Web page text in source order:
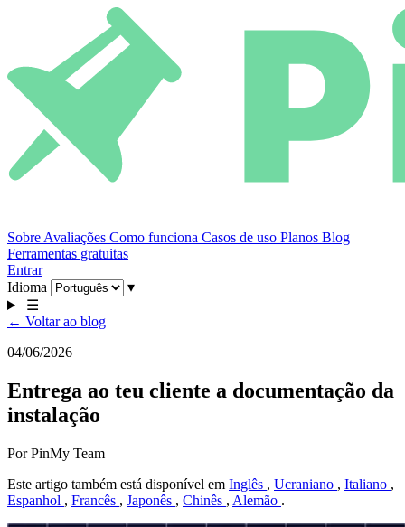
Sobre Avaliações Como funciona Casos de uso Planos Blog
Ferramentas gratuitas
Entrar
Idioma
▾
☰
← Voltar ao blog
04/06/2026
Entrega ao teu cliente a documentação da
instalação
Por PinMy Team
Este artigo também está disponível em Inglês , Ucraniano , Italiano ,
Espanhol , Francês , Japonês , Chinês , Alemão .